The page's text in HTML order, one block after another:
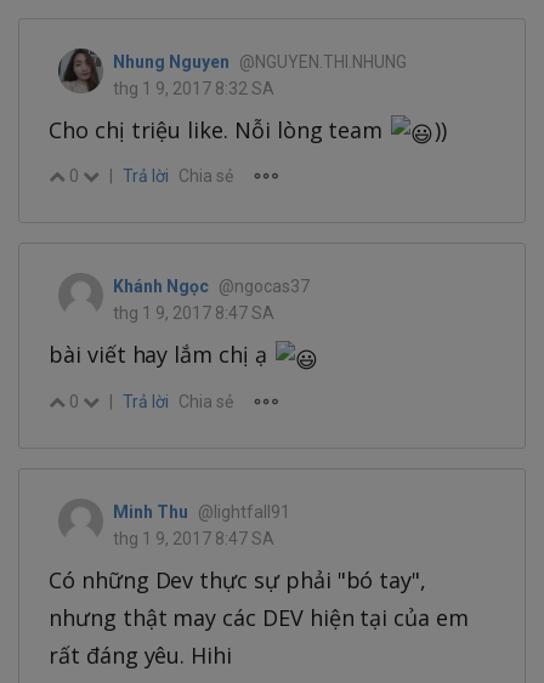
Nhung Nguyen
@NGUYEN.THI.NHUNG
thg 1 9, 2017 8:32 SA
Cho chị triệu like. Nỗi lòng team ))
0 Trả lời Chia sẻ
Khánh Ngọc @ngocas37
thg 1 9, 2017 8:47 SA
bài viết hay lắm chị ạ
0 Trả lời Chia sẻ
Minh Thu
@lightfall91
thg 1 9, 2017 8:47 SA
Có những Dev thực sự phải "bó tay",
nhưng thật may các DEV hiện tại của em
rất đáng yêu. Hihi